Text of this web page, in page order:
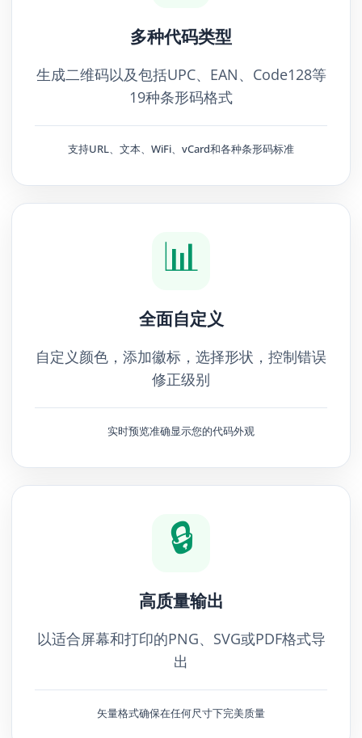
多种代码类型
生成二维码以及包括UPC、EAN、Code128等
19种条形码格式
支持URL、文本、WiFi、vCard和各种条形码标准
📊
全面自定义
自定义颜色，添加徽标，选择形状，控制错误
修正级别
实时预览准确显示您的代码外观
🔒
高质量输出
以适合屏幕和打印的PNG、SVG或PDF格式导
出
矢量格式确保在任何尺寸下完美质量